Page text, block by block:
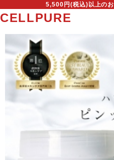
5,500円(税込)以上の
CELLPURE